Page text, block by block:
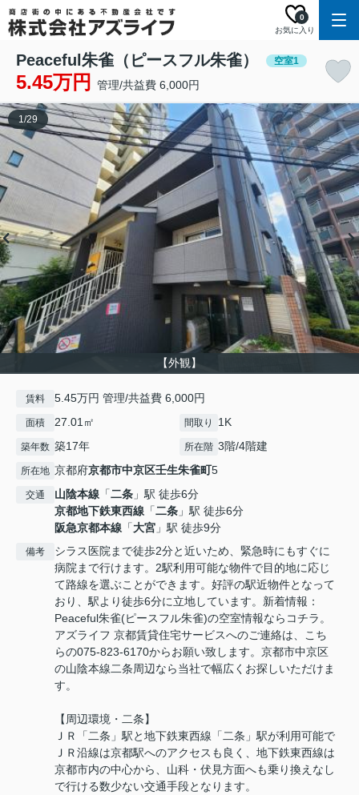
お気に入り
0
Peaceful朱雀（ピースフル朱雀） 空室1
5.45万円 管理/共益費 6,000円
【外観】
1/29
賃料 5.45万円 管理/共益費 6,000円
面積 27.01㎡ 間取り 1K
築年数 築17年 所在階 3階/4階建
所在地 京都府京都市中京区壬生朱雀町5
交通 山陰本線 「二条 」駅 徒歩6分
京都地下鉄東西線 「二条 」駅 徒歩6分
阪急京都本線 「大宮 」駅 徒歩9分
備考
シラス医院まで徒歩2分と近いため、緊急時にもすぐに
病院まで行けます。2駅利用可能な物件で目的地に応じ
て路線を選ぶことができます。好評の駅近物件となって
おり、駅より徒歩6分に立地しています。新着情報：
Peaceful朱雀(ピースフル朱雀)の空室情報ならコチラ。
アズライフ 京都賃貸住宅サービスへのご連絡は、こち
らの075-823-6170からお願い致します。京都市中京区
の山陰本線二条周辺なら当社で幅広くお探しいただけま
す。
【周辺環境・二条】
ＪＲ「二条」駅と地下鉄東西線「二条」駅が利用可能で
ＪＲ沿線は京都駅へのアクセスも良く、地下鉄東西線は
京都市内の中心から、山科・伏見方面へも乗り換えなし
で行ける数少ない交通手段となります。